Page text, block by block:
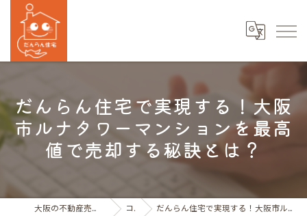
だんらん住宅で実現する！大阪
市ルナタワーマンションを最高
値で売却する秘訣とは？
大阪の不動産売買ならだんらん住宅株式会社 コラム だんらん住宅で実現する！大阪市ルナタワーマンションを最高値で売却する秘訣とは？